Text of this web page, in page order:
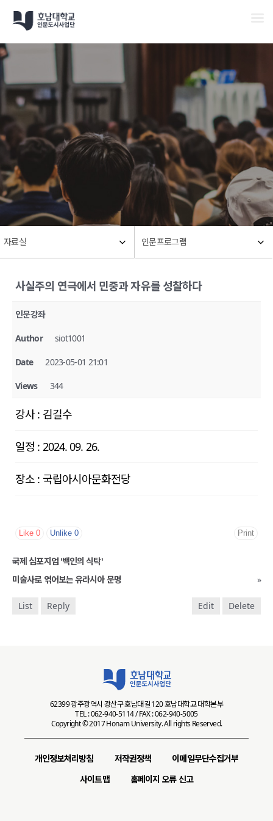
Skip
to
main
content
자료실 인문프로그램
사실주의 연극에서 민중과 자유를 성찰하다
인문강좌
Author siot1001
Date 2023-05-01 21:01
Views 344
강사: 김길수
일정 : 2024. 09. 26.
장소 : 국립아시아문화전당
Like 0 Unlike0 Print
«
국제 심포지엄 '백인의 식탁'
미술사로 엮어보는 유라시아 문명
»
List Reply Edit Delete
62399 광주광역시 광산구 호남대길 120 호남대학교 대학본부
TEL : 062-940-5114 / FAX : 062-940-5005
Copyright © 2017 Honam University. All rights Reserved.
개인정보처리방침 저작권정책
이메일무단수집거부
사이트맵
홈페이지 오류 신고